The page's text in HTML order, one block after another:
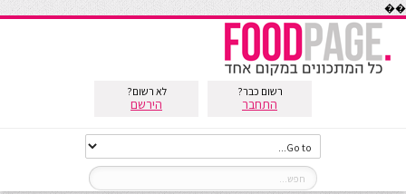
��
רשום כבר?
התחבר
לא רשום?
הירשם